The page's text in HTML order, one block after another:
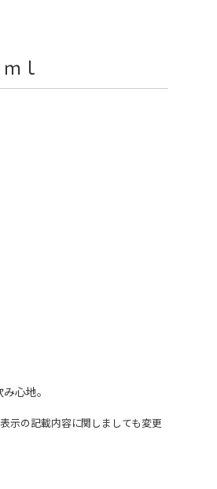
ｌ
心地。
示の記載内容に関しましても変更